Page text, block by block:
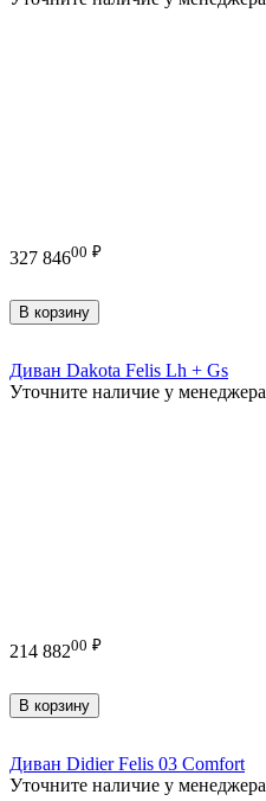
327 84600 ₽
В корзину
Диван Dakota Felis Lh + Gs
Уточните наличие у менеджера
214 88200 ₽
В корзину
Диван Didier Felis 03 Comfort
Уточните наличие у менеджера